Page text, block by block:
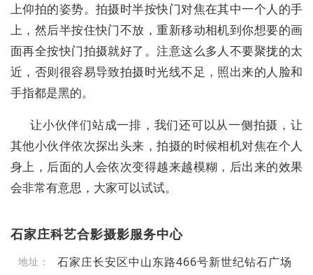
上仰拍的姿势。拍摄时半按快门对焦在其中一个人的手
上，然后半按住快门不放，重新移动相机到你想要的画
面再全按快门拍摄就好了。注意这么多人不要聚拢的太
近，否则很容易导致拍摄时光线不足，照出来的人脸和
手指都是黑的。
让小伙伴们站成一排，我们还可以从一侧拍摄，让
其他小伙伴依次探出头来，拍摄的时候相机对焦在个人
身上，后面的人会依次变得越来越模糊，后出来的效果
会非常有意思，大家可以试试。
石家庄科艺合影摄影服务中心
地址： 石家庄长安区中山东路466号新世纪钻石广场